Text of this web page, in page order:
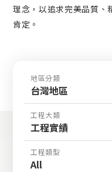
理念，以追求完美品質、
肯定。
地區分類
台灣地區
工程大類
工程實績
工程類型
All